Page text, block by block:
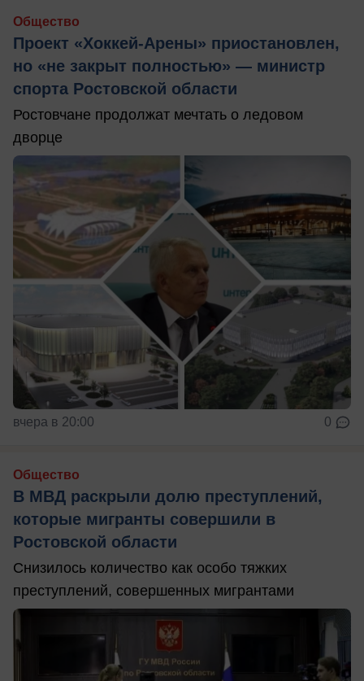
Общество
Проект «Хоккей-Арены» приостановлен,
но «не закрыт полностью» — министр
спорта Ростовской области
Ростовчане продолжат мечтать о ледовом
дворце
вчера в 20:00 0
Общество
В МВД раскрыли долю преступлений,
которые мигранты совершили в
Ростовской области
Снизилось количество как особо тяжких
преступлений, совершенных мигрантами